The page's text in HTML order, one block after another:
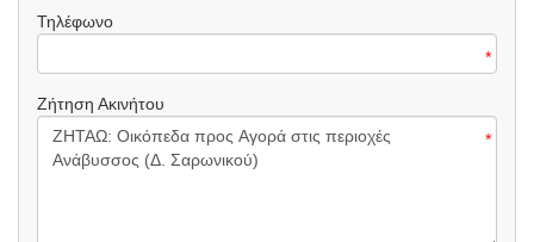
Τηλέφωνο
*
Ζήτηση Ακινήτου
*